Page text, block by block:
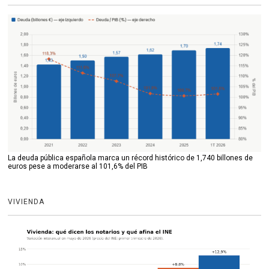
La deuda pública española marca un récord histórico de 1,740 billones de
euros pese a moderarse al 101,6% del PIB
VIVIENDA